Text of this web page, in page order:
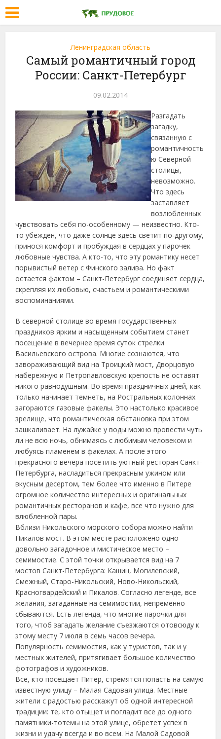
Ленинградская область
Самый романтичный город
России: Санкт-Петербург
09.02.2014
Разгадать
загадку,
связанную с
романтичность
ю Северной
столицы,
невозможно.
Что здесь
заставляет
возлюбленных
чувствовать себя по-особенному — неизвестно. Кто-
то убежден, что даже солнце здесь светит по-другому,
принося комфорт и пробуждая в сердцах у парочек
любовные чувства. А кто-то, что эту романтику несет
порывистый ветер с Финского залива. Но факт
остается фактом – Санкт-Петербург соединяет сердца,
скрепляя их любовью, счастьем и романтическими
воспоминаниями.
В северной столице во время государственных
праздников ярким и насыщенным событием станет
посещение в вечернее время суток стрелки
Васильевского острова. Многие сознаются, что
завораживающий вид на Троицкий мост, Дворцовую
набережную и Петропавловскую крепость не оставят
никого равнодушным. Во время праздничных дней, как
только начинает темнеть, на Ростральных колоннах
загораются газовые факелы. Это настолько красивое
зрелище, что романтическая обстановка при этом
зашкаливает. На лужайке у воды можно провести чуть
ли не всю ночь, обнимаясь с любимым человеком и
любуясь пламенем в факелах. А после этого
прекрасного вечера посетить уютный ресторан Санкт-
Петербурга, насладиться прекрасным ужином или
вкусным десертом, тем более что именно в Питере
огромное количество интересных и оригинальных
романтичных ресторанов и кафе, все что нужно для
влюбленной пары.
Вблизи Никольского морского собора можно найти
Пикалов мост. В этом месте расположено одно
довольно загадочное и мистическое место –
семимостие. С этой точки открывается вид на 7
мостов Санкт-Петербурга: Кашин, Могилевский,
Смежный, Старо-Никольский, Ново-Никольский,
Красногвардейский и Пикалов. Согласно легенде, все
желания, загаданные на семимостии, непременно
сбываются. Есть легенда, что многие парочки для
того, чтоб загадать желание съезжаются отовсюду к
этому месту 7 июля в семь часов вечера.
Популярность семимостия, как у туристов, так и у
местных жителей, притягивает большое количество
фотографов и художников.
Все, кто посещает Питер, стремятся попасть на самую
известную улицу – Малая Садовая улица. Местные
жители с радостью расскажут об одной интересной
традиции: те, кто отыщет и погладит все до одного
памятники-тотемы на этой улице, обретет успех в
жизни и удачу всегда и во всем. На Малой Садовой